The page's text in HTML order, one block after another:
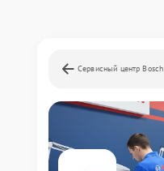
Сервисный центр Bosch